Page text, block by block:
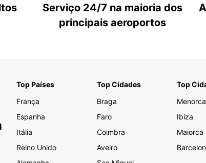
Serviço 24/7 na maioria dos
principais aeroportos
Top Países
França
Espanha
Itália
Reino Unido
Top Cidades
Braga
Faro
Coimbra
Aveiro
Top
Menorca
Ibiza
Maiorca